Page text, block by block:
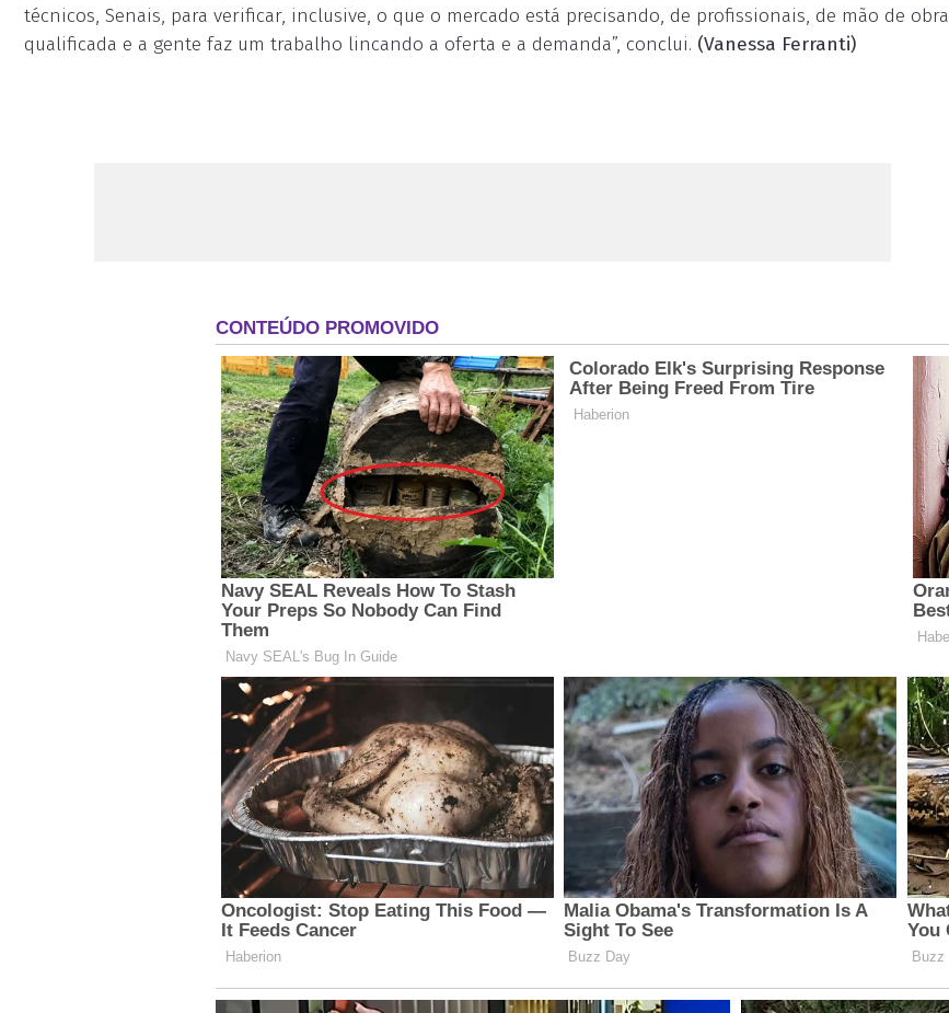
técnicos, Senais, para verificar, inclusive, o que o mercado está precisando, de profissionais, de mão de obra
qualificada e a gente faz um trabalho lincando a oferta e a demanda”, conclui. (Vanessa Ferranti)